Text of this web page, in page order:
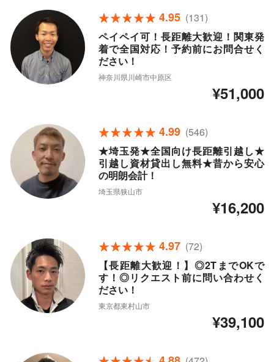
4.95 (131)
ペイペイ可！長距離大歓迎！関東発
着で全国対応！予約前にお問合せく
ださい！
神奈川県川崎市中原区
¥51,000
4.99 (546)
★埼玉発★全国向け長距離引越し★
引越し資材貸出し無料★昔から安心
の明朗会計！
埼玉県狭山市
¥16,200
4.97 (72)
【長距離大歓迎！】◎2TまでOKで
す！◎リクエスト前に問い合わせく
ださい！
東京都東村山市
¥39,100